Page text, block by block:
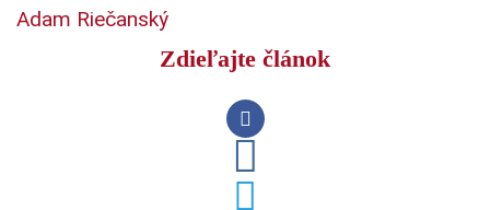
Adam Riečanský
Zdieľajte článok